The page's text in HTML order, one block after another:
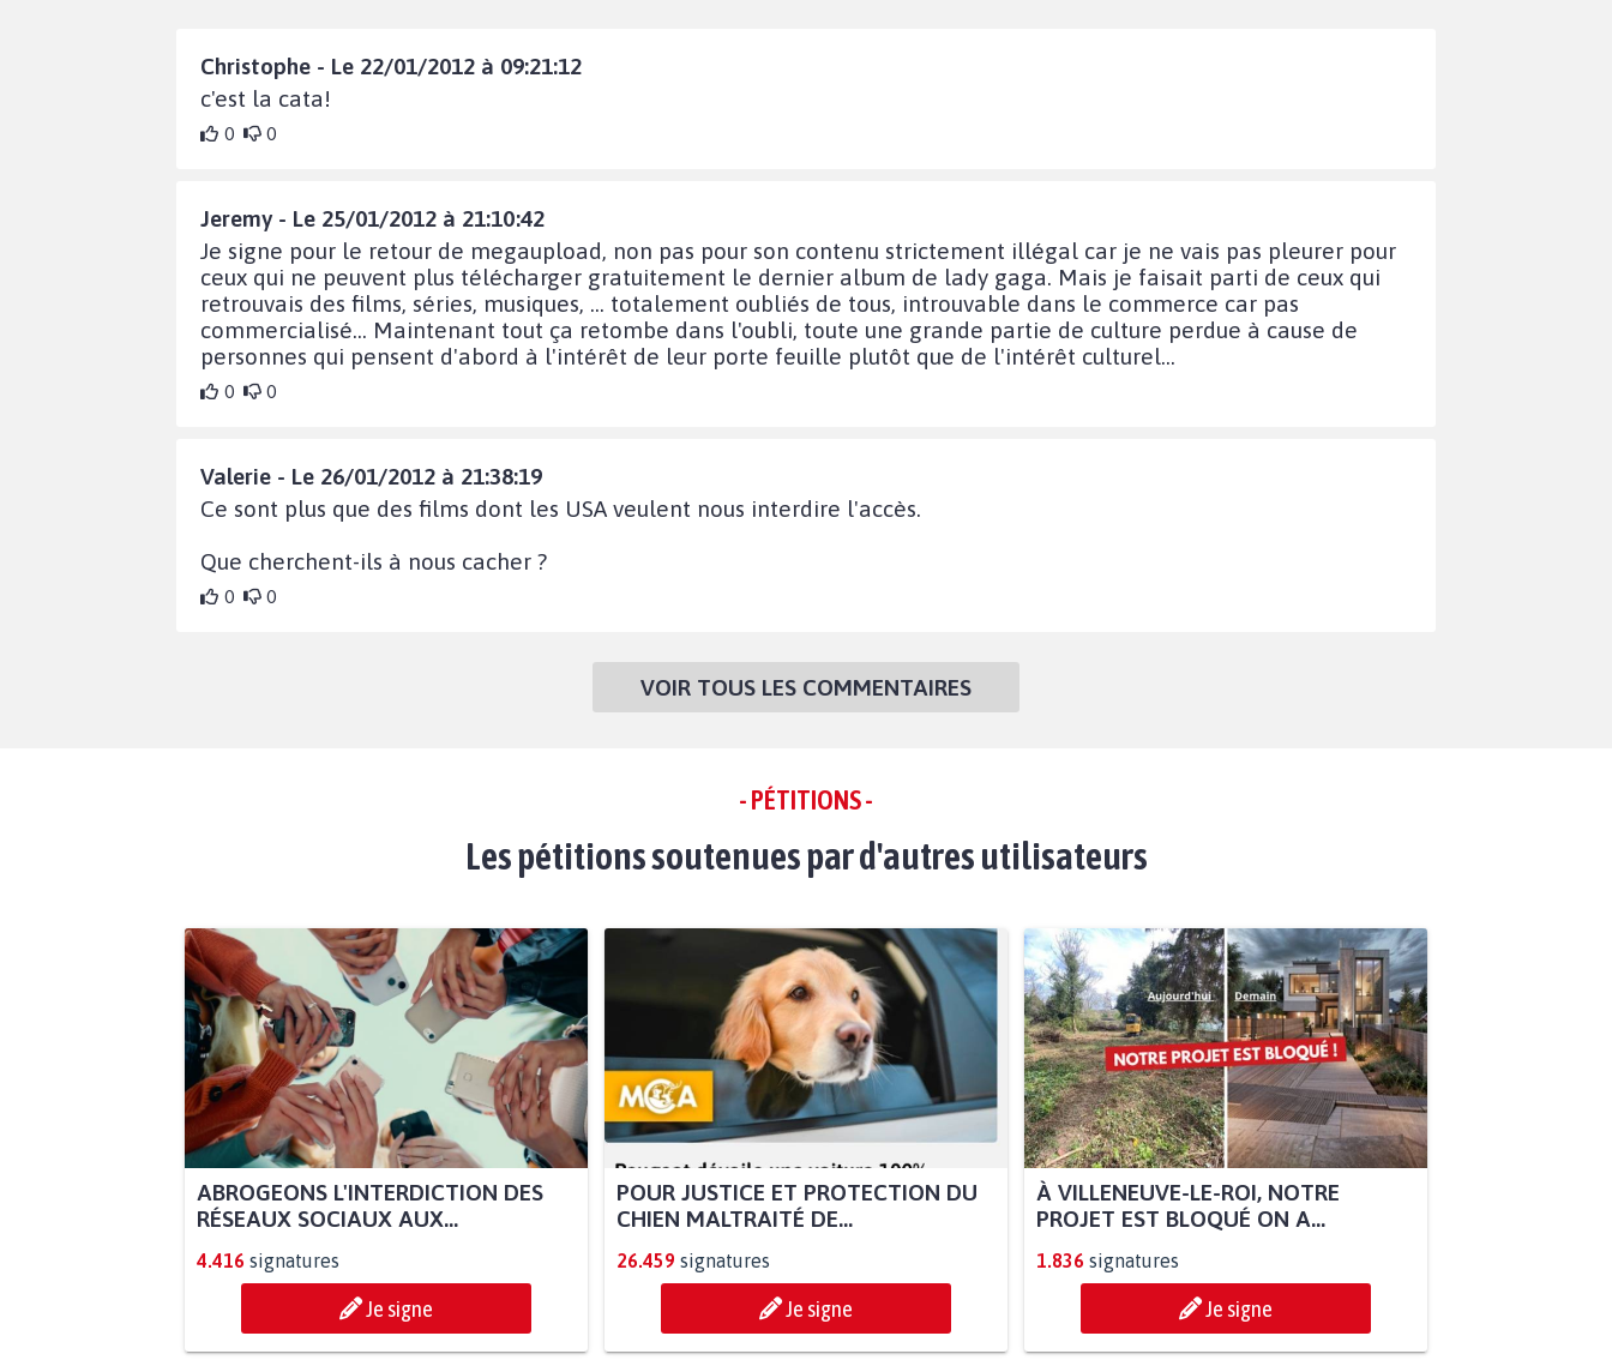
Christophe - Le 22/01/2012 à 09:21:12
c'est la cata!
0 0
Jeremy - Le 25/01/2012 à 21:10:42
Je signe pour le retour de megaupload, non pas pour son contenu strictement illégal car je ne vais pas pleurer pour
ceux qui ne peuvent plus télécharger gratuitement le dernier album de lady gaga. Mais je faisait parti de ceux qui
retrouvais des films, séries, musiques, ... totalement oubliés de tous, introuvable dans le commerce car pas
commercialisé... Maintenant tout ça retombe dans l'oubli, toute une grande partie de culture perdue à cause de
personnes qui pensent d'abord à l'intérêt de leur porte feuille plutôt que de l'intérêt culturel...
0 0
Valerie - Le 26/01/2012 à 21:38:19
Ce sont plus que des films dont les USA veulent nous interdire l'accès.
Que cherchent-ils à nous cacher ?
0 0
VOIR TOUS LES COMMENTAIRES
- PÉTITIONS -
Les pétitions soutenues par d'autres utilisateurs
ABROGEONS L'INTERDICTION DES
RÉSEAUX SOCIAUX AUX...
4.416 signatures
Je signe
POUR JUSTICE ET PROTECTION DU
CHIEN MALTRAITÉ DE...
26.459 signatures
Je signe
À VILLENEUVE-LE-ROI, NOTRE
PROJET EST BLOQUÉ ON A...
1.836 signatures
Je signe